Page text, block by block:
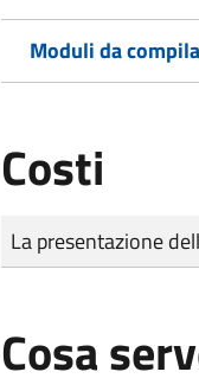
Moduli da
Costi
Tipo di pagamento
Importo
La presentazione
Cosa